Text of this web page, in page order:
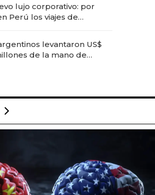
lujo corporativo: por
Perú los viajes de
levantaron US$
de la mano de